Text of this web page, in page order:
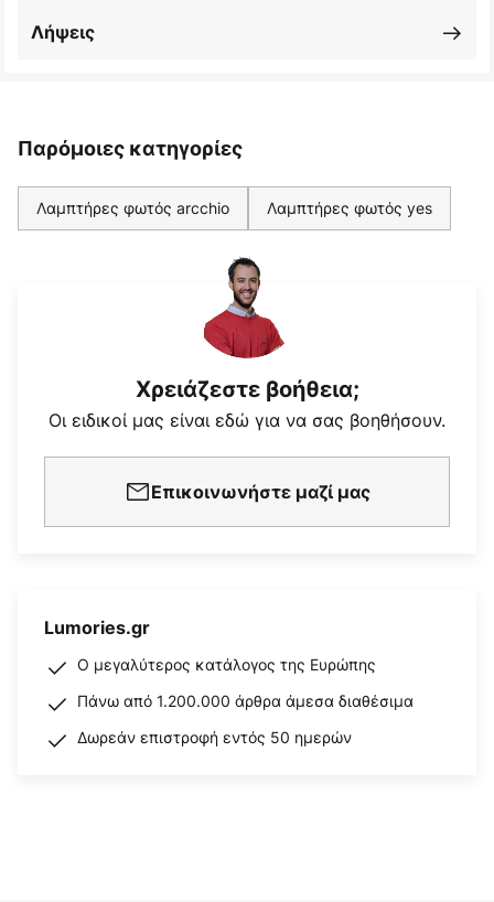
Λήψεις
Παρόμοιες κατηγορίες
Λαμπτήρες φωτός arcchio Λαμπτήρες φωτός yes
Χρειάζεστε βοήθεια;
Οι ειδικοί μας είναι εδώ για να σας βοηθήσουν.
Επικοινωνήστε μαζί μας
Lumories.gr
Ο μεγαλύτερος κατάλογος της Ευρώπης
Πάνω από 1.200.000 άρθρα άμεσα διαθέσιμα
Δωρεάν επιστροφή εντός 50 ημερών